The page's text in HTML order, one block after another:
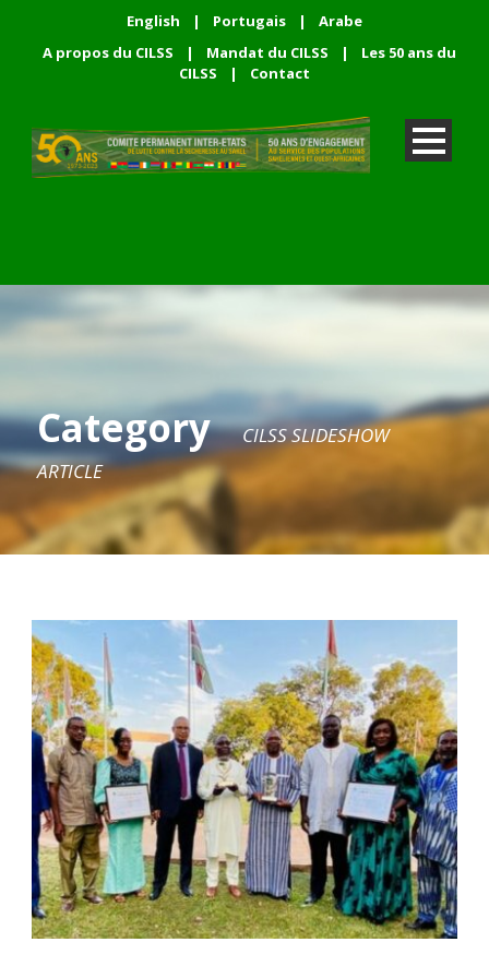
English | Portugais |
Arabe
A propos du CILSS
| Mandat du CILSS |
Les 50 ans du
CILSS
| Contact
Category
CILSS SLIDESHOW
ARTICLE